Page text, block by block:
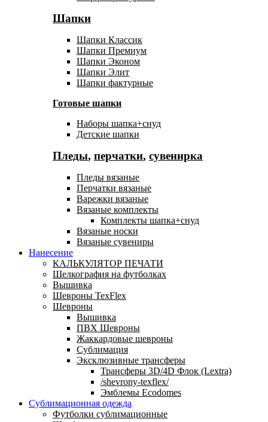
Шапки
Шапки Классик
Шапки Премиум
Шапки Эконом
Шапки Элит
Шапки фактурные
Готовые шапки
Наборы шапка+снуд
Детские шапки
Пледы, перчатки, сувенирка
Пледы вязаные
Перчатки вязаные
Варежки вязаные
Вязаные комплекты
Комплекты шапка+снуд
Вязаные носки
Вязаные сувениры
Нанесение
КАЛЬКУЛЯТОР ПЕЧАТИ
Шелкография на футболках
Вышивка
Шевроны TexFlex
Шевроны
Вышивка
ПВХ Шевроны
Жаккардовые шевроны
Сублимация
Эксклюзивные трансферы
Трансферы 3D/4D Флок (Lextra)
/shevrony-texflex/
Эмблемы Ecodomes
Сублимационная одежда
Футболки сублимационные